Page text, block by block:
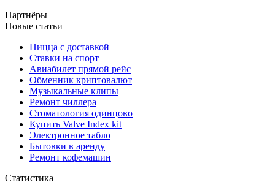
Партнёры
Новые статьи
Пицца с доставкой
Ставки на спорт
Авиабилет прямой рейс
Обменник криптовалют
Музыкальные клипы
Ремонт чиллера
Стоматология одинцово
Купить Valve Index kit
Электронное табло
Бытовки в аренду
Ремонт кофемашин
Статистика